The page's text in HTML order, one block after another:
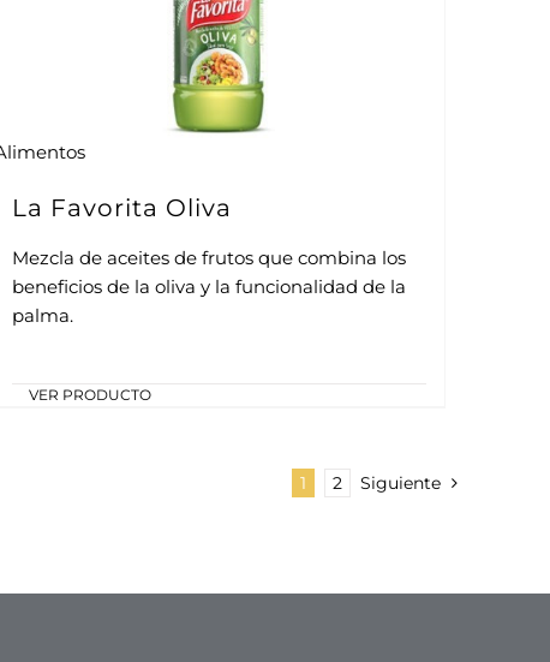
La Favorita Oliva
Mezcla de aceites de frutos que combina los
beneficios de la oliva y la funcionalidad de la
palma.
VER PRODUCTO
1 2 Siguiente